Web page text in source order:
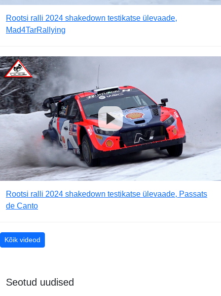
Rootsi ralli 2024 shakedown testikatse ülevaade,
Mad4TarRallying
Rootsi ralli 2024 shakedown testikatse ülevaade, Passats
de Canto
Kõik videod
Seotud uudised